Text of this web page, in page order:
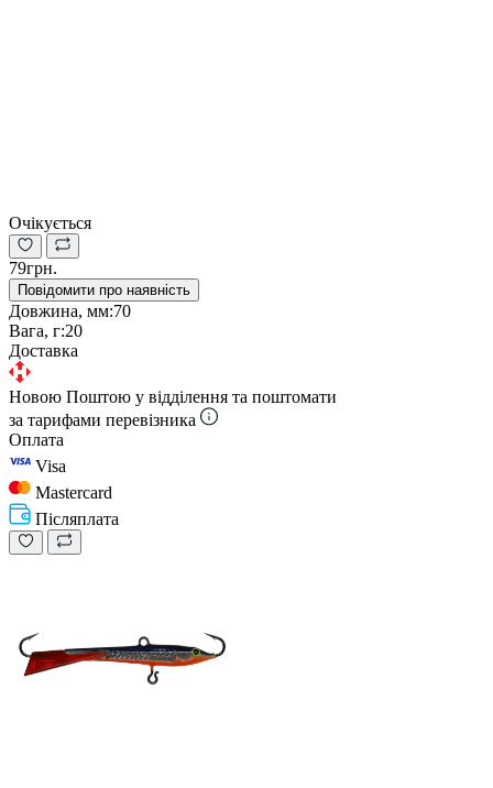
Очікується
79грн.
Повідомити про наявність
Довжина, мм:70
Вага, г:20
Доставка
Новою Поштою у відділення та поштомати
за тарифами перевізника
Оплата
Visa
Mastercard
Післяплата